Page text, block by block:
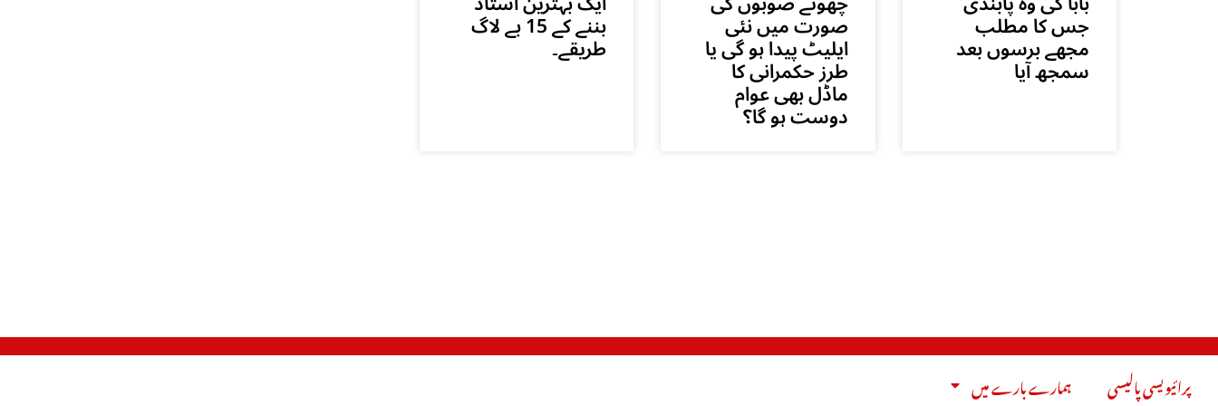
جس کا مطلب
مجھے برسوں بعد
سمجھ آیا
صورت میں نئی
ایلیٹ پیدا ہو گی یا
طرز حکمرانی کا
ماڈل بھی عوام
دوست ہو گا؟
بننے کے 15 بے لاگ
طریقے۔
پرائیویسی پالیسی ہمارے بارے میں